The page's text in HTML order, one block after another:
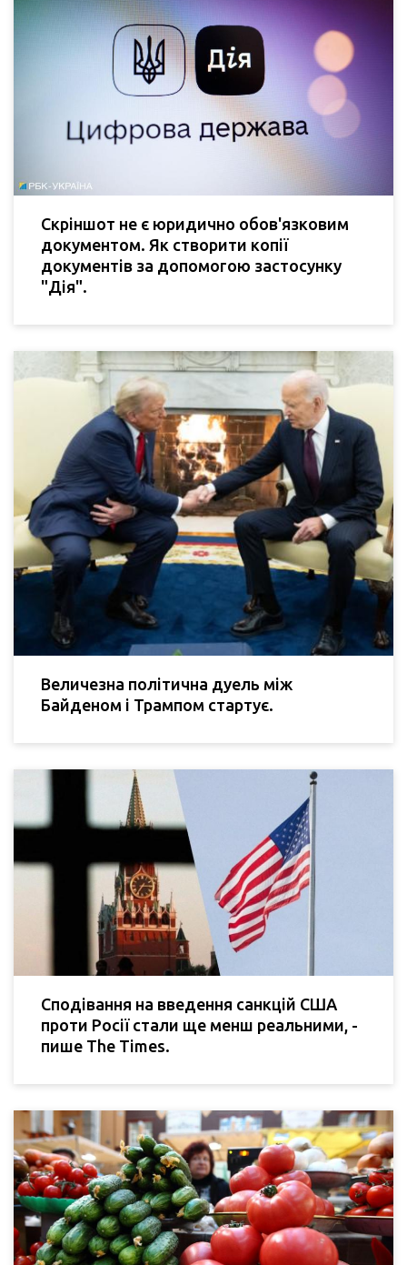
Скріншот не є юридично обов'язковим
документом. Як створити копії
документів за допомогою застосунку
"Дія".
Величезна політична дуель між
Байденом і Трампом стартує.
Сподівання на введення санкцій США
проти Росії стали ще менш реальними, -
пише The Times.